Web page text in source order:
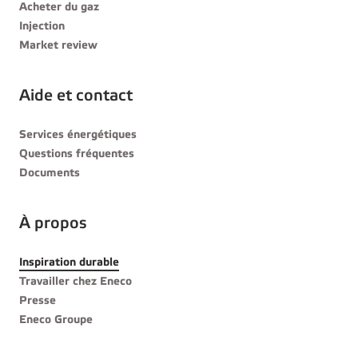
Acheter du gaz
Injection
Market review
Aide et contact
Services énergétiques
Questions fréquentes
Documents
À propos
Inspiration durable
Travailler chez Eneco
Presse
Eneco Groupe